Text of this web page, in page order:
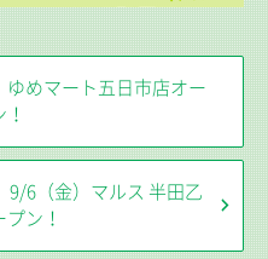
ゆめマート五日市店オー
！
9/6（金）マルス 半田乙
プン！